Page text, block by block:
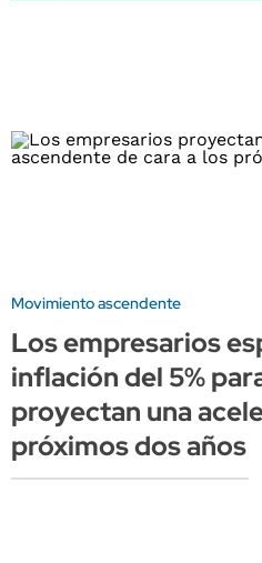
Movimiento ascendente
Los empresarios
inflación del 5%
proyectan una
próximos dos años